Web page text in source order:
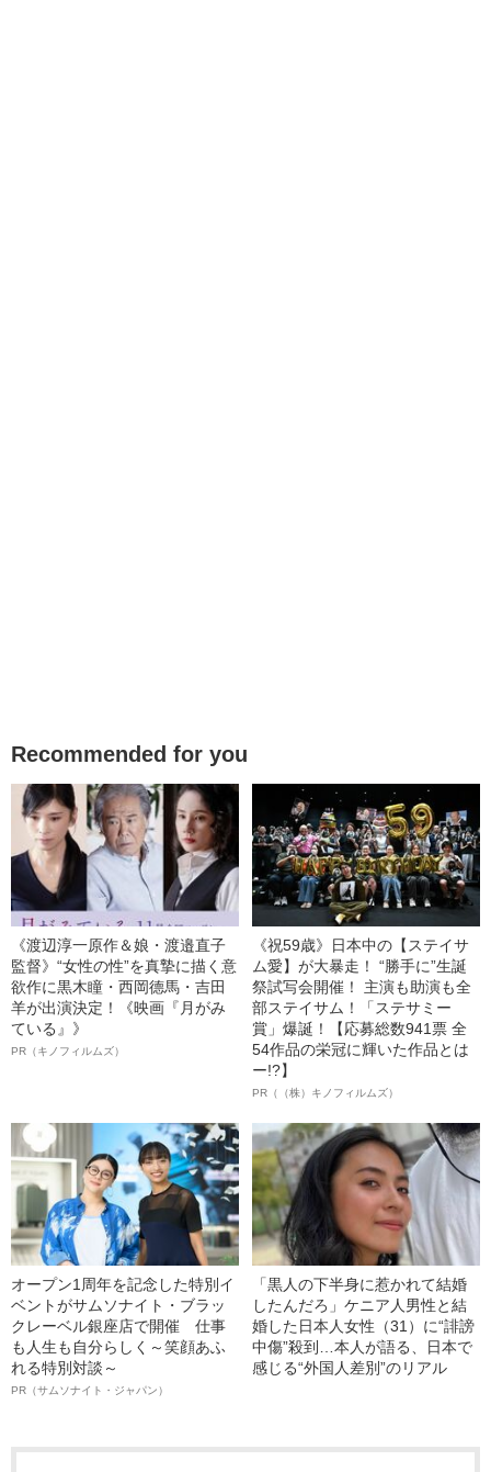
Recommended for you
《渡辺淳一原作＆娘・渡邉直子
監督》“女性の性”を真摯に描く意
欲作に黒木瞳・西岡德馬・吉田
羊が出演決定！《映画『月がみ
ている』》
PR（キノフィルムズ）
《祝59歳》日本中の【ステイサ
ム愛】が大暴走！ “勝手に”生誕
祭試写会開催！ 主演も助演も全
部ステイサム！「ステサミー
賞」爆誕！【応募総数941票 全
54作品の栄冠に輝いた作品とは
ー!?】
PR（（株）キノフィルムズ）
オープン1周年を記念した特別イ
ベントがサムソナイト・ブラッ
クレーベル銀座店で開催 仕事
も人生も自分らしく～笑顔あふ
れる特別対談～
PR（サムソナイト・ジャパン）
「黒人の下半身に惹かれて結婚
したんだろ」ケニア人男性と結
婚した日本人女性（31）に“誹謗
中傷”殺到…本人が語る、日本で
感じる“外国人差別”のリアル